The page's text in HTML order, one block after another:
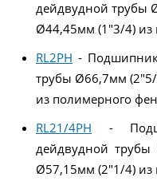
дейдвудной трубы
Ø44,45мм (1"3/4) из
RL2PH -
трубы Ø66,7мм
из полимерного
RL21/4PH -
дейдвудной
Ø57,15мм (2"1/4) из